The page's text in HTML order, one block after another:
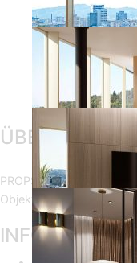
ÜBER
PROPSTER, stellt sich
Objektübergabe und
INFORMATION